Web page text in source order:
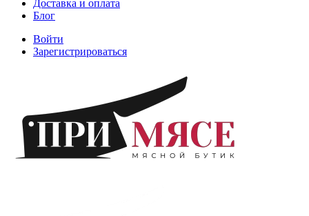
Доставка и оплата
Блог
Войти
Зарегистрироваться